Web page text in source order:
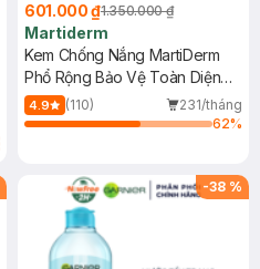
601.000 ₫1.350.000 ₫
Martiderm
Kem Chống Nắng MartiDerm
Phổ Rộng Bảo Vệ Toàn Diện
40ml
4.9 (110)
231/tháng
62%
-38 %